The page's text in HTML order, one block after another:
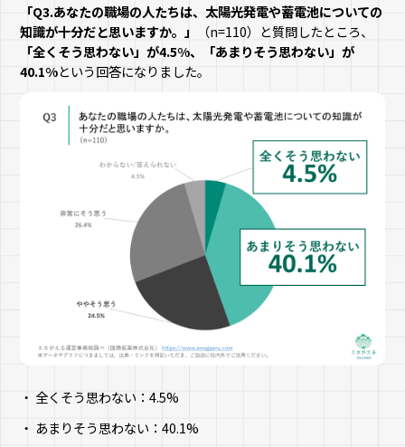
「Q3.あなたの職場の人たちは、太陽光発電や蓄電池についての
知識が十分だと思いますか。」
（n=110）と質問したところ、
「全くそう思わない」が4.5%、「あまりそう思わない」が
40.1%という回答になりました。
全くそう思わない：4.5%
あまりそう思わない：40.1%